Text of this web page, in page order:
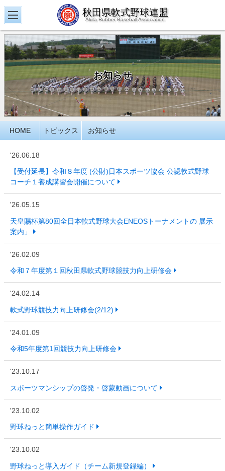
秋田県軟式野球連盟
Akita Rubber Baseball Association
お知らせ
HOME トピックス お知らせ
'26.06.18
【受付延長】令和８年度 (公財)日本スポーツ協会 公認軟式野球
コーチ１養成講習会開催について
'26.05.15
天皇賜杯第80回全日本軟式野球大会ENEOSトーナメントの 展示
案内」
'26.02.09
令和７年度第１回秋田県軟式野球競技力向上研修会
'24.02.14
軟式野球競技力向上研修会(2/12)
'24.01.09
令和5年度第1回競技力向上研修会
'23.10.17
スポーツマンシップの啓発・啓蒙動画について
'23.10.02
野球ねっと簡単操作ガイド
'23.10.02
野球ねっと導入ガイド（チーム新規登録編）